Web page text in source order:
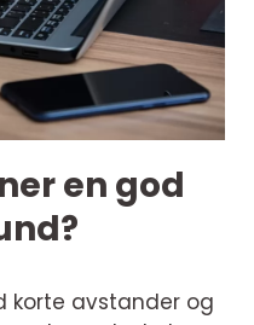
en god
korte avstander og